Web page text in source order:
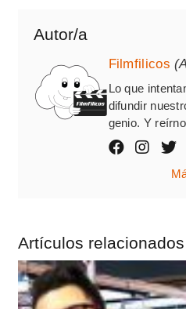
Autor/a
Filmfilicos
Lo que
difundir
genio. Y
Artículos relacionados